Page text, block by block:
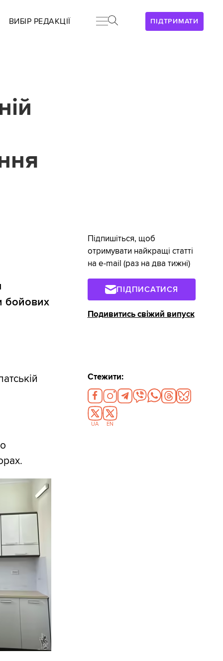
ПІДТРИМАТИ
ВИБІР РЕДАКЦІЇ
бойових
Підпишіться, щоб
отримувати найкращі статті
на e-mail (раз на два тижні)
ПІДПИСАТИСЯ
Подивитись свіжий випуск
Стежити:
UA EN